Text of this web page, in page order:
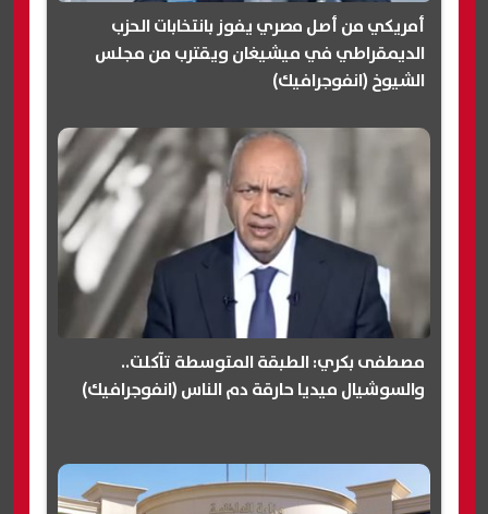
أمريكي من أصل مصري يفوز بانتخابات الحزب
الديمقراطي في ميشيغان ويقترب من مجلس
الشيوخ (انفوجرافيك)
مصطفى بكري: الطبقة المتوسطة تآكلت..
والسوشيال ميديا حارقة دم الناس (انفوجرافيك)